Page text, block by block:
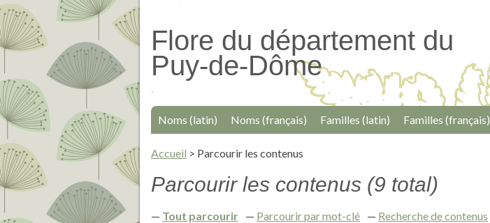
Passer
au
contenu
Flore du département du
Puy-de-Dôme
Noms (latin) Noms (français) Familles (latin) Familles (français)
Accueil > Parcourir les contenus
Parcourir les contenus (9 total)
Tout parcourir Parcourir par mot-clé Recherche de contenus